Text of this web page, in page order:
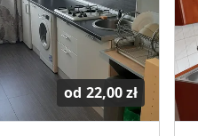
od 22,00 zł